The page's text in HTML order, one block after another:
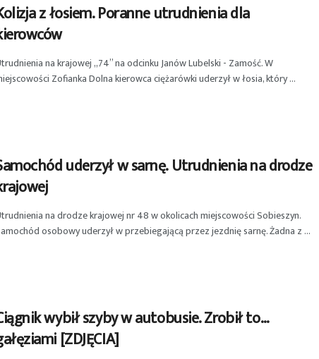
z łosiem. Poranne utrudnienia dla
na krajowej „74” na odcinku Janów Lubelski - Zamość. W
Zofianka Dolna kierowca ciężarówki uderzył w łosia, który ...
uderzył w sarnę. Utrudnienia na drodze
na drodze krajowej nr 48 w okolicach miejscowości Sobieszyn.
osobowy uderzył w przebiegającą przez jezdnię sarnę. Żadna z ...
wybił szyby w autobusie. Zrobił to…
[ZDJĘCIA]